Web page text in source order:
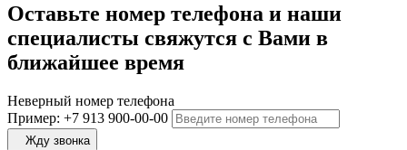
Оставьте номер телефона и наши
специалисты свяжутся с Вами в
ближайшее время
Неверный номер телефона
Пример: +7 913 900-00-00
Жду звонка